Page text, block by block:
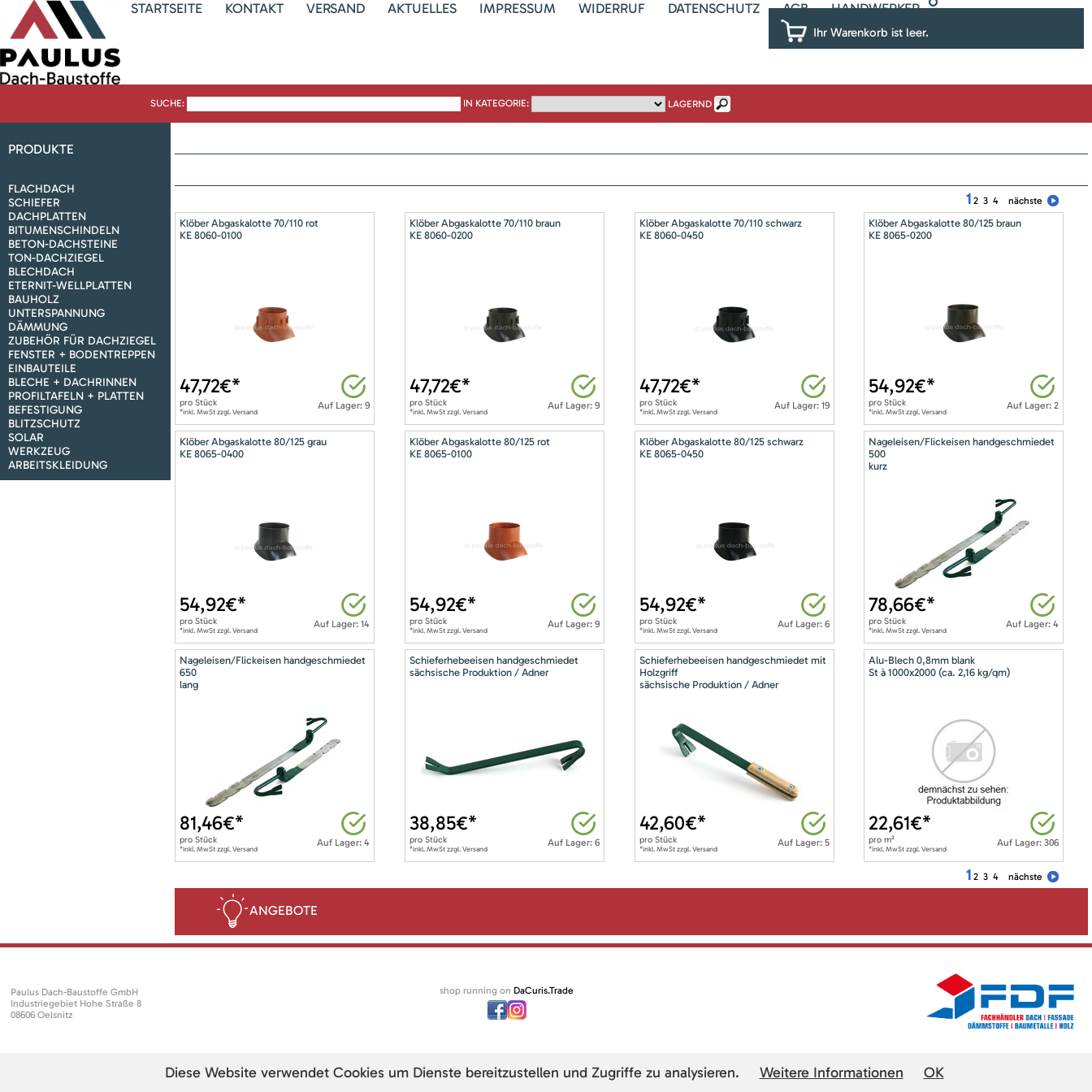
STARTSEITE KONTAKT VERSAND AKTUELLES IMPRESSUM WIDERRUF DATENSCHUTZ AGB HANDWERKER
Ihr Warenkorb ist leer.
SUCHE: IN KATEGORIE: LAGERND
PRODUKTE
FLACHDACH
SCHIEFER
DACHPLATTEN
BITUMENSCHINDELN
BETON-DACHSTEINE
TON-DACHZIEGEL
BLECHDACH
ETERNIT-WELLPLATTEN
BAUHOLZ
UNTERSPANNUNG
DÄMMUNG
ZUBEHÖR FÜR DACHZIEGEL
FENSTER + BODENTREPPEN
EINBAUTEILE
BLECHE + DACHRINNEN
PROFILTAFELN + PLATTEN
BEFESTIGUNG
BLITZSCHUTZ
SOLAR
WERKZEUG
ARBEITSKLEIDUNG
1 2 3 4 nächste
Klöber Abgaskalotte 70/110 rot
KE 8060-0100
Auf Lager: 9
47,72€*
pro Stück
*inkl. MwSt zzgl. Versand
Klöber Abgaskalotte 70/110 braun
KE 8060-0200
Auf Lager: 9
47,72€*
pro Stück
*inkl. MwSt zzgl. Versand
Klöber Abgaskalotte 70/110 schwarz
KE 8060-0450
Auf Lager: 19
47,72€*
pro Stück
*inkl. MwSt zzgl. Versand
Klöber Abgaskalotte 80/125 braun
KE 8065-0200
Auf Lager: 2
54,92€*
proStück
*inkl. MwSt zzgl. Versand
Klöber Abgaskalotte 80/125 grau
KE 8065-0400
Auf Lager: 14
54,92€*
pro Stück
*inkl. MwSt zzgl. Versand
Klöber Abgaskalotte 80/125 rot
KE 8065-0100
Auf Lager: 9
54,92€*
pro Stück
*inkl. MwSt zzgl. Versand
Klöber Abgaskalotte 80/125 schwarz
KE 8065-0450
Auf Lager: 6
54,92€*
pro Stück
*inkl. MwSt zzgl. Versand
Nageleisen/Flickeisen handgeschmiedet
500
kurz
Auf Lager: 4
78,66€*
proStück
*inkl. MwSt zzgl. Versand
Nageleisen/Flickeisen handgeschmiedet
650
lang
Auf Lager: 4
81,46€*
pro Stück
*inkl. MwSt zzgl. Versand
Schieferhebeeisen handgeschmiedet
sächsische Produktion / Adner
Auf Lager: 6
38,85€*
pro Stück
*inkl. MwSt zzgl. Versand
Schieferhebeeisen handgeschmiedet mit
Holzgriff
sächsische Produktion / Adner
Auf Lager: 5
42,60€*
pro Stück
*inkl. MwSt zzgl. Versand
Alu-Blech 0,8mm blank
St à 1000x2000 (ca. 2,16 kg/qm)
Auf Lager: 306
22,61€*
prom²
*inkl. MwSt zzgl. Versand
1 2 3 4 nächste
ANGEBOTE
Paulus Dach-Baustoffe GmbH
Industriegebiet Hohe Straße 8
08606 Oelsnitz
shop running on DaCuris.Trade
Diese Website verwendet Cookies um Dienste bereitzustellen und Zugriffe zu analysieren. Weitere Informationen OK